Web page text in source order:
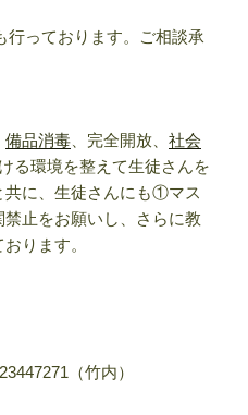
っております。ご相談承
備品消毒 、完全開放、 社会
る環境を整えて生徒さんを
共に、生徒さんにも①マス
止をお願いし、さらに教
ります。
（竹内）